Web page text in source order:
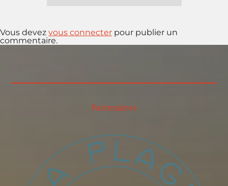
Vous devez vous connecter pour publier un
commentaire.
Partenaires